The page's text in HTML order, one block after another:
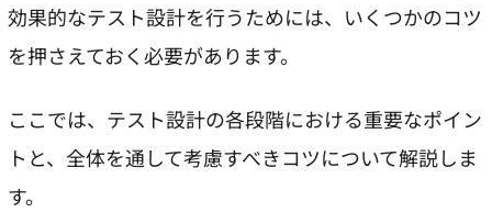
効果的なテスト設計を行うためには、いくつかのコツ
を押さえておく必要があります。
ここでは、テスト設計の各段階における重要なポイン
トと、全体を通して考慮すべきコツについて解説しま
す。